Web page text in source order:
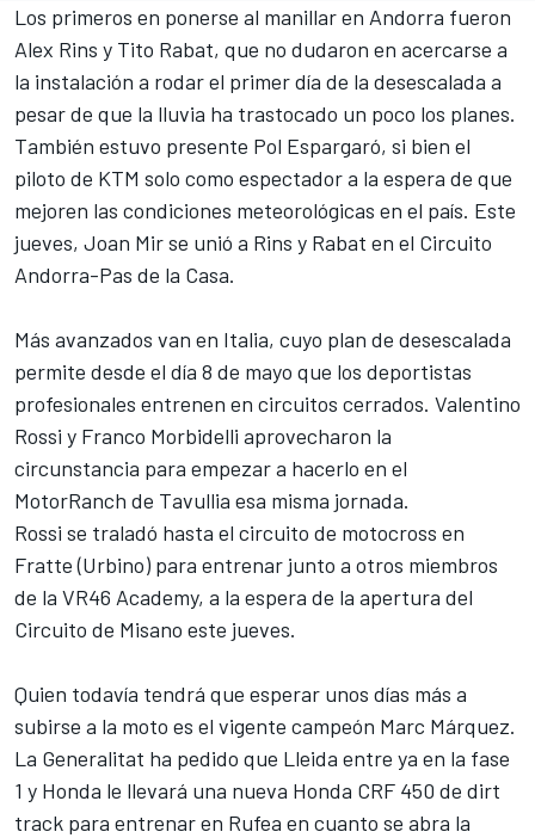
Los primeros en ponerse al manillar en Andorra fueron
Alex Rins y Tito Rabat, que no dudaron en acercarse a
la instalación a rodar el primer día de la desescalada a
pesar de que la lluvia ha trastocado un poco los planes.
También estuvo presente Pol Espargaró, si bien el
piloto de KTM solo como espectador a la espera de que
mejoren las condiciones meteorológicas en el país. Este
jueves, Joan Mirse unió a Rins y Rabat en el Circuito
Andorra-Pas de la Casa.
Más avanzados van en Italia, cuyo plan de desescalada
permite desde el día 8 de mayo que los deportistas
profesionales entrenen en circuitos cerrados. Valentino
Rossi y Franco Morbidelli aprovecharon la
circunstancia para empezar a hacerlo en el
MotorRanch de Tavullia esa misma jornada.
Rossi se traladó hasta el circuito de motocross en
Fratte (Urbino) para entrenar junto a otros miembros
de la VR46 Academy, a la espera de la apertura del
Circuito de Misano este jueves.
Quien todavía tendrá que esperar unos días más a
subirse a la moto es el vigente campeón Marc Márquez.
La Generalitat ha pedido que Lleida entre ya en la fase
1 y Honda le llevará una nueva Honda CRF 450 de dirt
track para entrenar en Rufea en cuanto se abra la